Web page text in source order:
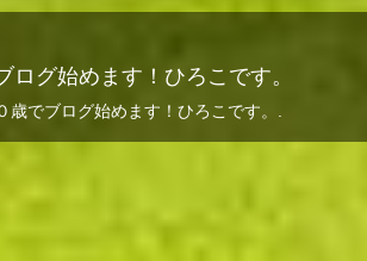
ログ始めます！ひろこです。
歳でブログ始めます！ひろこです。.